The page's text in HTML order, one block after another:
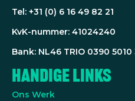
Tel: +31 (0) 6 16 49 82 21
KvK-nummer: 41024240
Bank: NL46 TRIO 0390 5010
Handige Links
Ons Werk